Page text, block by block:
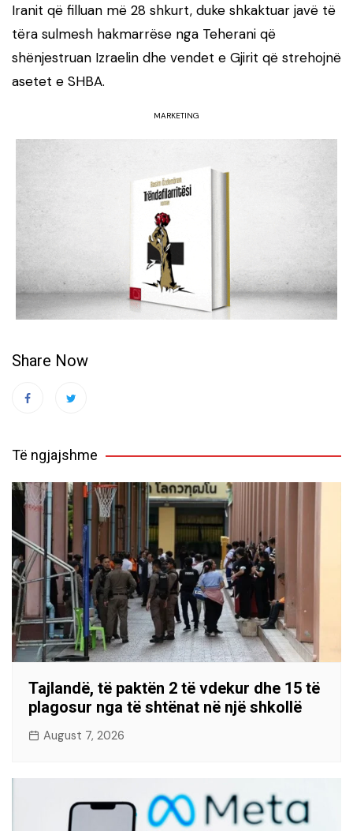
Iranit që filluan më 28 shkurt, duke shkaktuar javë të
tëra sulmesh hakmarrëse nga Teherani që
shënjestruan Izraelin dhe vendet e Gjirit që strehojnë
asetet e SHBA.
MARKETING
Share Now
Të ngjajshme
Tajlandë, të paktën 2 të vdekur dhe 15 të
plagosur nga të shtënat në një shkollë
August 7, 2026